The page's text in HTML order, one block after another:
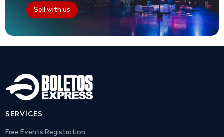
Sell with us
SERVICES
Free Events Registration